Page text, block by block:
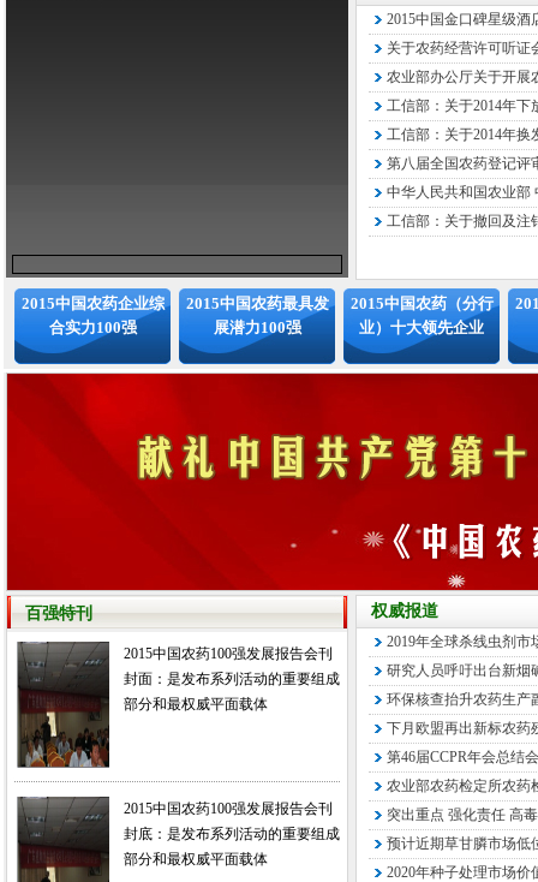
2015中国金口碑星级酒
关于农药经营许可听证
农业部办公厅关于开展
工信部：关于2014年下
工信部：关于2014年换
第八届全国农药登记评
中华人民共和国农业部
工信部：关于撤回及注
2015中国农药企业综
合实力100强
2015中国农药最具发
展潜力100强
2015中国农药（分行
业）十大领先企业
百强特刊
2015中国农药100强发展报告会刊
封面：是发布系列活动的重要组成
部分和最权威平面载体
2015中国农药100强发展报告会刊
封底：是发布系列活动的重要组成
部分和最权威平面载体
权威报道
2019年全球杀线虫剂市
研究人员呼吁出台新烟
环保核查抬升农药生产
下月欧盟再出新标农药
第46届CCPR年会总结
农业部农药检定所农药
突出重点 强化责任 高
预计近期草甘膦市场低
2020年种子处理市场价